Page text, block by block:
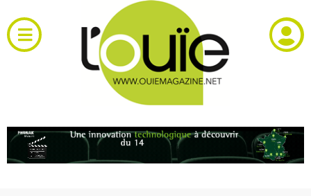
au
contenu
Toggle
Navigation
RH et emploi